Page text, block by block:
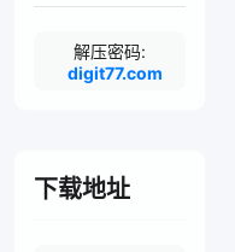
解压密码:
digit77.com
下载地址